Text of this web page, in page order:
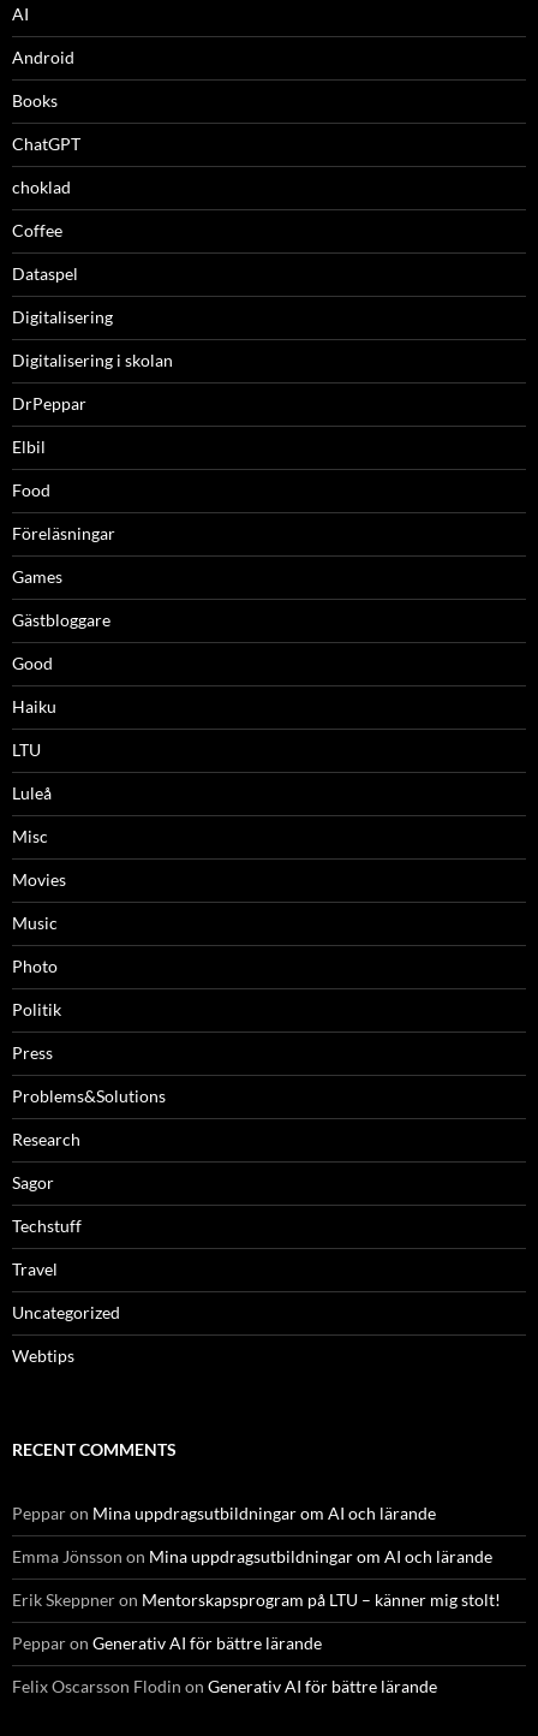
AI
Android
Books
ChatGPT
choklad
Coffee
Dataspel
Digitalisering
Digitalisering i skolan
DrPeppar
Elbil
Food
Föreläsningar
Games
Gästbloggare
Good
Haiku
LTU
Luleå
Misc
Movies
Music
Photo
Politik
Press
Problems&Solutions
Research
Sagor
Techstuff
Travel
Uncategorized
Webtips
RECENT COMMENTS
Pepparon Mina uppdragsutbildningar om AI och lärande
Emma Jönsson on Mina uppdragsutbildningar om AI och lärande
Erik Skeppneron Mentorskapsprogram på LTU – känner mig stolt!
Pepparon Generativ AI för bättre lärande
Felix Oscarsson Flodin on Generativ AI för bättre lärande